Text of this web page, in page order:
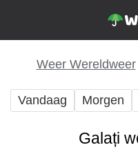
Weer Wereldweer
Vandaag Morgen
Galați